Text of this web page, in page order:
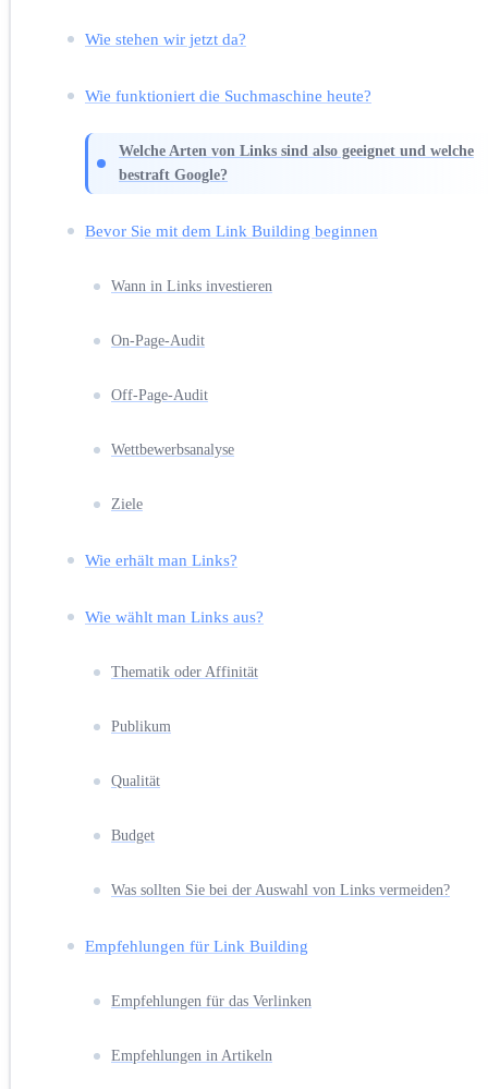
Wie stehen wir jetzt da?
Wie funktioniert die Suchmaschine heute?
Welche Arten von Links sind also geeignet und welche
bestraft Google?
Bevor Sie mit dem Link Building beginnen
Wann in Links investieren
On-Page-Audit
Off-Page-Audit
Wettbewerbsanalyse
Ziele
Wie erhält man Links?
Wie wählt man Links aus?
Thematik oder Affinität
Publikum
Qualität
Budget
Was sollten Sie bei der Auswahl von Links vermeiden?
Empfehlungen für Link Building
Empfehlungen für das Verlinken
Empfehlungen in Artikeln